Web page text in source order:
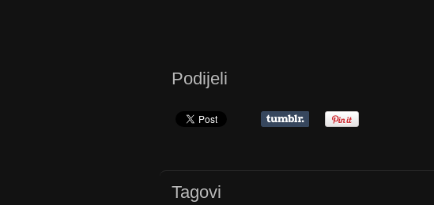
Podijeli
Tagovi